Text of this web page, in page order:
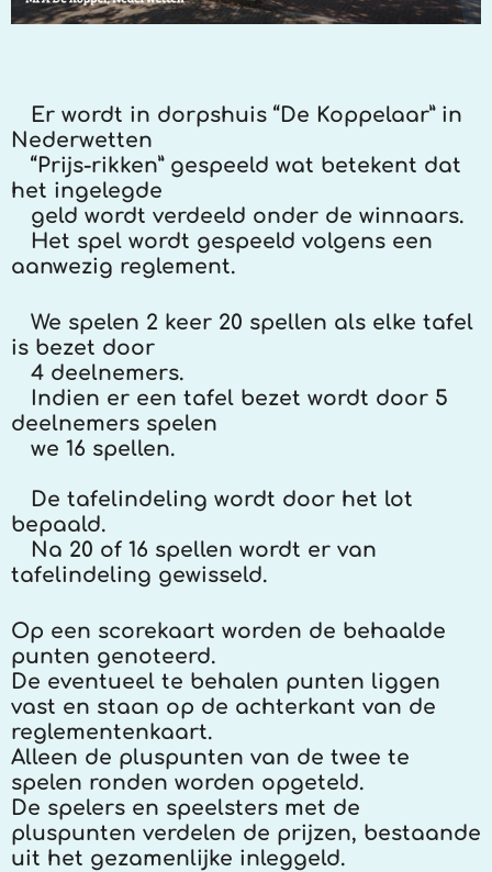
Er wordt in dorpshuis “De Koppelaar” in
Nederwetten
“Prijs-rikken” gespeeld wat betekent dat
het ingelegde
geld wordt verdeeld onder de winnaars.
Het spel wordt gespeeld volgens een
aanwezig reglement.
We spelen 2 keer 20 spellen als elke tafel
is bezet door
4 deelnemers.
Indien er een tafel bezet wordt door 5
deelnemers spelen
we 16 spellen.
De tafelindeling wordt door het lot
bepaald.
Na 20 of 16 spellen wordt er van
tafelindeling gewisseld.
Op een scorekaart worden de behaalde
punten genoteerd.
De eventueel te behalen punten liggen
vast en staan op de achterkant van de
reglementenkaart.
Alleen de pluspunten van de twee te
spelen ronden worden opgeteld.
De spelers en speelsters met de
pluspunten verdelen de prijzen, bestaande
uit het gezamenlijke inleggeld.